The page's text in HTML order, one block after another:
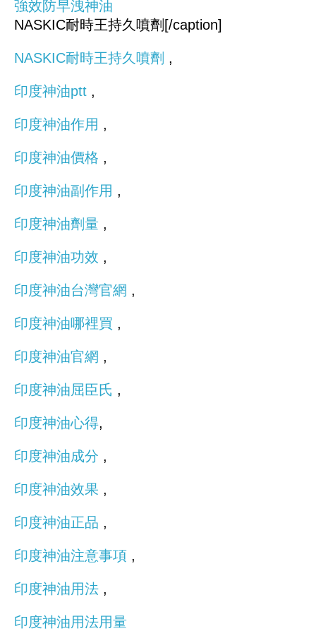
NASKIC耐時王持久噴劑[/caption]
NASKIC耐時王持久噴劑 ,
印度神油ptt ,
印度神油作用 ,
印度神油價格 ,
印度神油副作用 ,
印度神油劑量 ,
印度神油功效 ,
印度神油台灣官網 ,
印度神油哪裡買 ,
印度神油官網 ,
印度神油屈臣氏 ,
印度神油心得,
印度神油成分 ,
印度神油效果 ,
印度神油正品 ,
印度神油注意事項 ,
印度神油用法 ,
印度神油用法用量